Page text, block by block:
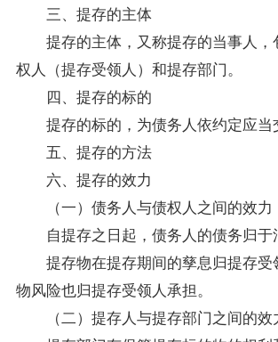
三、提存的主体
提存的主体，又称提存的当事人，
权人（提存受领人）和提存部门。
四、提存的标的
提存的标的，为债务人依约定应当
五、提存的方法
六、提存的效力
（一）债务人与债权人之间的效力
自提存之日起，债务人的债务归于
提存物在提存期间的孳息归提存受
物风险也归提存受领人承担。
（二）提存人与提存部门之间的效